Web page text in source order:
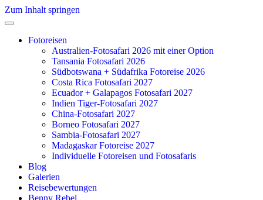
Zum Inhalt springen
Fotoreisen
Australien-Fotosafari 2026 mit einer Option
Tansania Fotosafari 2026
Südbotswana + Südafrika Fotoreise 2026
Costa Rica Fotosafari 2027
Ecuador + Galapagos Fotosafari 2027
Indien Tiger-Fotosafari 2027
China-Fotosafari 2027
Borneo Fotosafari 2027
Sambia-Fotosafari 2027
Madagaskar Fotoreise 2027
Individuelle Fotoreisen und Fotosafaris
Blog
Galerien
Reisebewertungen
Benny Rebel